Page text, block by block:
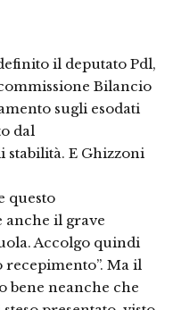
il deputato Pdl,
Bilancio
sugli esodati
dal
stabilità. E Ghizzoni
questo
anche il grave
Accolgo quindi
Ma il
bene neanche che